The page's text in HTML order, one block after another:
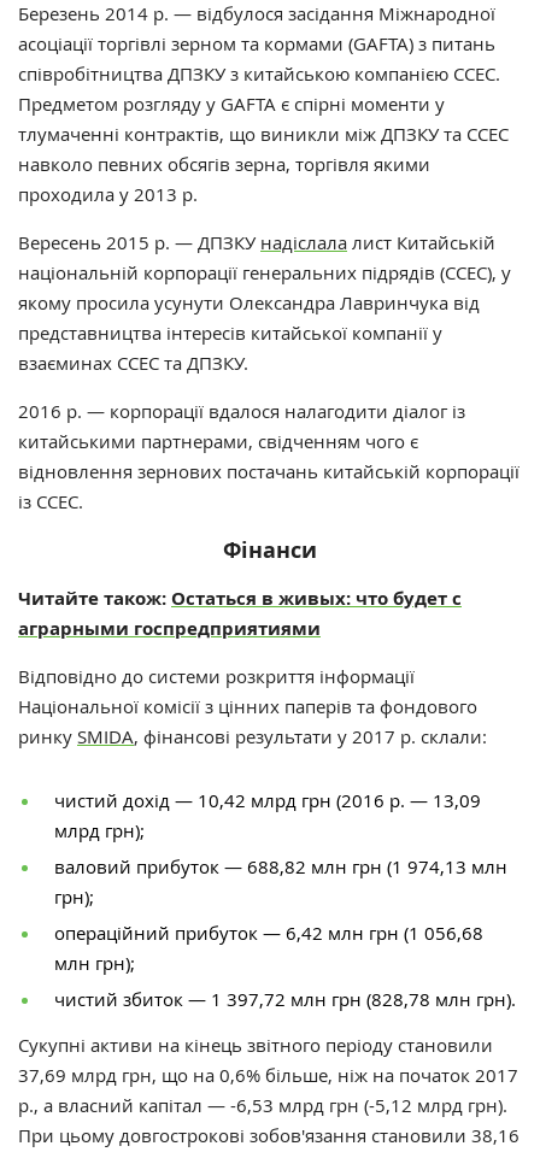
Березень 2014 р. — відбулося засідання Міжнародної
асоціації торгівлі зерном та кормами (GAFTA) з питань
співробітництва ДПЗКУ з китайською компанією ССЕС.
Предметом розгляду у GAFTA є спірні моменти у
тлумаченні контрактів, що виникли між ДПЗКУ та ССЕС
навколо певних обсягів зерна, торгівля якими
проходила у 2013 р.
Вересень 2015 р. — ДПЗКУ надіслала лист Китайській
національній корпорації генеральних підрядів (ССЕС), у
якому просила усунути Олександра Лавринчука від
представництва інтересів китайської компанії у
взаєминах ССЕС та ДПЗКУ.
2016 р. — корпорації вдалося налагодити діалог із
китайськими партнерами, свідченням чого є
відновлення зернових постачань китайській корпорації
із ССЕС.
Фінанси
Читайте також: Остаться в живых: что будет с
аграрными госпредприятиями
Відповідно до системи розкриття інформації
Національної комісії з цінних паперів та фондового
ринку SMIDA, фінансові результати у 2017 р. склали:
чистий дохід — 10,42 млрд грн (2016 р. — 13,09
млрд грн);
валовий прибуток — 688,82 млн грн (1 974,13 млн
грн);
операційний прибуток — 6,42 млн грн (1 056,68
млн грн);
чистий збиток — 1 397,72 млн грн (828,78 млн грн).
Сукупні активи на кінець звітного періоду становили
37,69 млрд грн, що на 0,6% більше, ніж на початок 2017
р., а власний капітал — -6,53 млрд грн (-5,12 млрд грн).
При цьому довгострокові зобов'язання становили 38,16